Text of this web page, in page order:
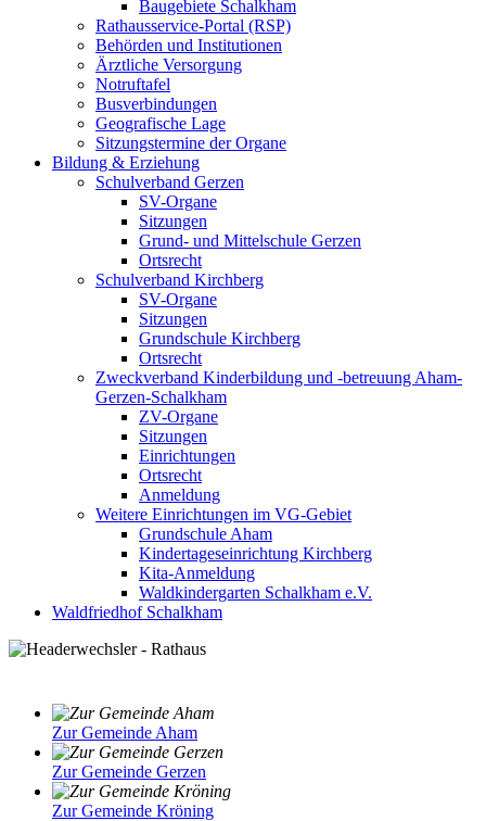
Baugebiete Schalkham
Rathausservice-Portal (RSP)
Behörden und Institutionen
Ärztliche Versorgung
Notruftafel
Busverbindungen
Geografische Lage
Sitzungstermine der Organe
Bildung & Erziehung
Schulverband Gerzen
SV-Organe
Sitzungen
Grund- und Mittelschule Gerzen
Ortsrecht
Schulverband Kirchberg
SV-Organe
Sitzungen
Grundschule Kirchberg
Ortsrecht
Zweckverband Kinderbildung und -betreuung Aham-
Gerzen-Schalkham
ZV-Organe
Sitzungen
Einrichtungen
Ortsrecht
Anmeldung
Weitere Einrichtungen im VG-Gebiet
Grundschule Aham
Kindertageseinrichtung Kirchberg
Kita-Anmeldung
Waldkindergarten Schalkham e.V.
Waldfriedhof Schalkham
Zur Gemeinde Aham
Zur Gemeinde Gerzen
Zur Gemeinde Kröning